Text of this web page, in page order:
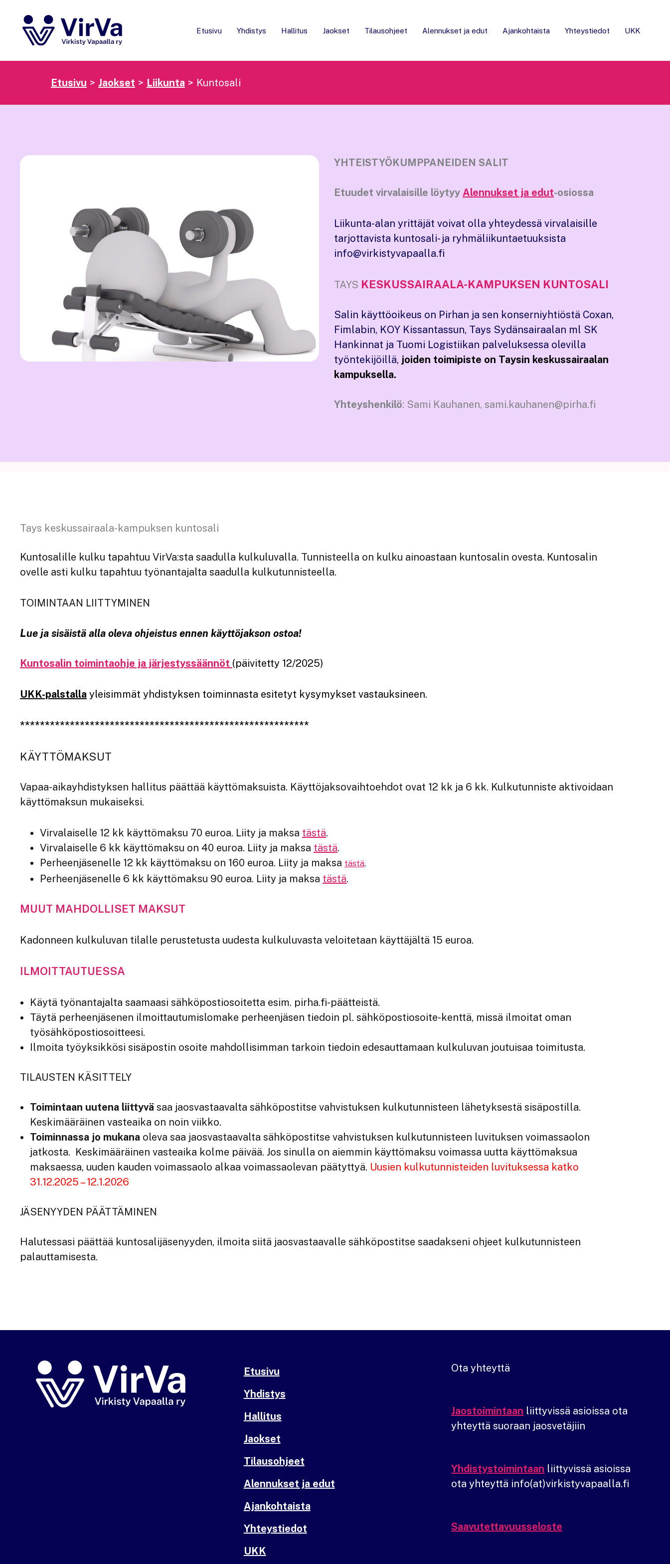
sisältöön
Etusivu Yhdistys Hallitus Jaokset Tilausohjeet Alennukset ja edut Ajankohtaista Yhteystiedot UKK
Etusivu Jaokset Liikunta Kuntosali
YHTEISTYÖKUMPPANEIDEN SALIT
Etuudet virvalaisille löytyy Alennukset ja edut-osiossa
Liikunta-alan yrittäjät voivat olla yhteydessä virvalaisille
tarjottavista kuntosali- ja ryhmäliikuntaetuuksista
info@virkistyvapaalla.fi
TAYS KESKUSSAIRAALA-KAMPUKSEN KUNTOSALI
Salin käyttöoikeus on Pirhan ja sen konserniyhtiöstä Coxan,
Fimlabin, KOY Kissantassun, Tays Sydänsairaalan ml SK
Hankinnat ja Tuomi Logistiikan palveluksessa olevilla
työntekijöillä, joiden toimipiste on Taysin keskussairaalan
kampuksella.
Yhteyshenkilö: Sami Kauhanen, sami.kauhanen@pirha.fi
Tays keskussairaala-kampuksen kuntosali
Kuntosalille kulku tapahtuu VirVa:sta saadulla kulkuluvalla. Tunnisteella on kulku ainoastaan kuntosalin ovesta. Kuntosalin
ovelle asti kulku tapahtuu työnantajalta saadulla kulkutunnisteella.
TOIMINTAAN LIITTYMINEN
Lue ja sisäistä alla oleva ohjeistus ennen käyttöjakson ostoa!
Kuntosalin toimintaohje ja järjestyssäännöt (päivitetty 12/2025)
UKK-palstalla yleisimmät yhdistyksen toiminnasta esitetyt kysymykset vastauksineen.
**********************************************************
KÄYTTÖMAKSUT
Vapaa-aikayhdistyksen hallitus päättää käyttömaksuista. Käyttöjaksovaihtoehdot ovat 12 kk ja 6 kk. Kulkutunniste aktivoidaan
käyttömaksun mukaiseksi.
Virvalaiselle 12 kk käyttömaksu 70 euroa. Liity ja maksa tästä.
Virvalaiselle 6 kk käyttömaksu on 40 euroa. Liity ja maksa tästä.
Perheenjäsenelle 12 kk käyttömaksu on 160 euroa. Liity ja maksa tästä.
Perheenjäsenelle 6 kk käyttömaksu 90 euroa. Liity ja maksa tästä.
MUUT MAHDOLLISET MAKSUT
Kadonneen kulkuluvan tilalle perustetusta uudesta kulkuluvasta veloitetaan käyttäjältä 15 euroa.
ILMOITTAUTUESSA
Käytä työnantajalta saamaasi sähköpostiosoitetta esim. pirha.fi-päätteistä.
Täytä perheenjäsenen ilmoittautumislomake perheenjäsen tiedoin pl. sähköpostiosoite-kenttä, missä ilmoitat oman
työsähköpostiosoitteesi.
Ilmoita työyksikkösi sisäpostin osoite mahdollisimman tarkoin tiedoin edesauttamaan kulkuluvan joutuisaa toimitusta.
TILAUSTEN KÄSITTELY
Toimintaan uutena liittyvä saa jaosvastaavalta sähköpostitse vahvistuksen kulkutunnisteen lähetyksestä sisäpostilla.
Keskimääräinen vasteaika on noin viikko.
Toiminnassa jo mukana oleva saa jaosvastaavalta sähköpostitse vahvistuksen kulkutunnisteen luvituksen voimassaolon
jatkosta. Keskimääräinen vasteaika kolme päivää. Jos sinulla on aiemmin käyttömaksu voimassa uutta käyttömaksua
maksaessa, uuden kauden voimassaolo alkaa voimassaolevan päätyttyä. Uusien kulkutunnisteiden luvituksessa katko
31.12.2025 – 12.1.2026
JÄSENYYDEN PÄÄTTÄMINEN
Halutessasi päättää kuntosalijäsenyyden, ilmoita siitä jaosvastaavalle sähköpostitse saadakseni ohjeet kulkutunnisteen
palauttamisesta.
Etusivu
Yhdistys
Hallitus
Jaokset
Tilausohjeet
Alennukset ja edut
Ajankohtaista
Yhteystiedot
UKK
Ota yhteyttä
Jaostoimintaan liittyvissä asioissa ota
yhteyttä suoraan jaosvetäjiin
Yhdistystoimintaan liittyvissä asioissa
ota yhteyttä info(at)virkistyvapaalla.fi
Saavutettavuusseloste